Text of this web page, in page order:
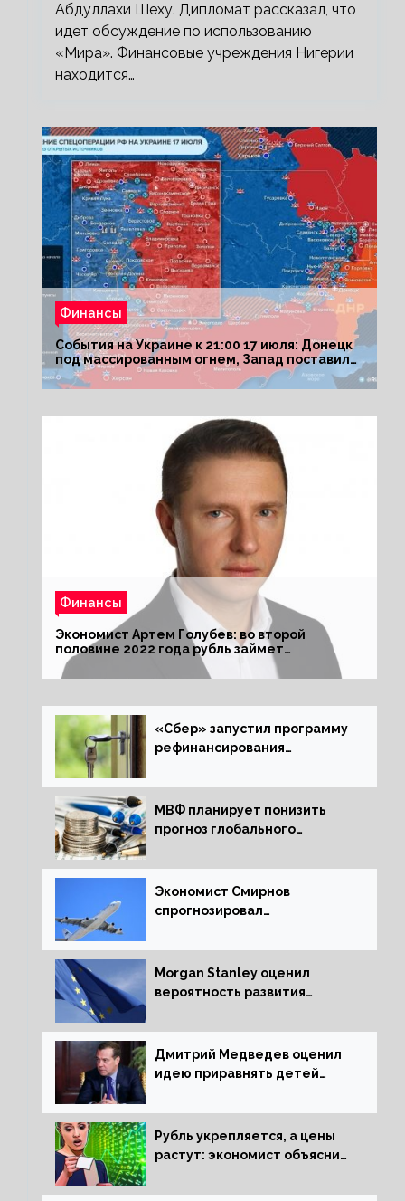
Абдуллахи Шеху. Дипломат рассказал, что
идет обсуждение по использованию
«Мира». Финансовые учреждения Нигерии
находится…
Финансы
События на Украине к 21:00 17 июля: Донецк
под массированным огнем, Запад поставил
Киеву ультиматум
Финансы
Экономист Артем Голубев: во второй
половине 2022 года рубль займет
комфортный курс
«Сбер» запустил программу
рефинансирования
МВФ планирует понизить
прогноз глобального
следующем отчете
Экономист Смирнов
спрогнозировал
России
Morgan Stanley оценил
вероятность развития
Дмитрий Медведев оценил
идею приравнять детей
Рубль укрепляется, а цены
растут: экономист объяснил
на рынок РФ